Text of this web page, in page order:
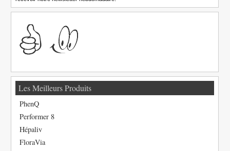
Les Meilleurs Produits
PhenQ
Performer 8
Hépaliv
FloraVia